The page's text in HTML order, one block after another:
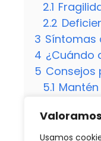
Usamos
2.1
2.2
3 Síntomas
4 ¿Cuándo
5 Consejos
5.1
6 ¿Los
6.1 ¿Es